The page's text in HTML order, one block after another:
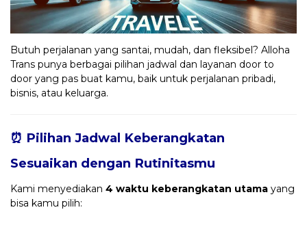
Butuh perjalanan yang santai, mudah, dan fleksibel? Alloha
Trans punya berbagai pilihan jadwal dan layanan door to
door yang pas buat kamu, baik untuk perjalanan pribadi,
bisnis, atau keluarga.
⏰ Pilihan Jadwal Keberangkatan
Sesuaikan dengan Rutinitasmu
Kami menyediakan 4 waktu keberangkatan utama yang
bisa kamu pilih: